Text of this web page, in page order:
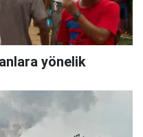
yönelik